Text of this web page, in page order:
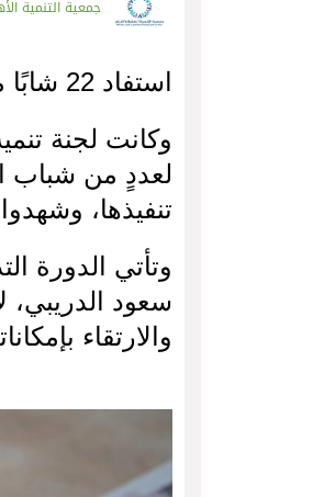
جمعية التنمية
استفاد 22 شابًا من برنامج لجنة تنمية الأفلاج التدريبي في “فن النحت”.
وكانت لجنة
لعددٍ من شباب
تنفيذها،
وتأتي الدورة
سعود الدريبي،
والارتقاء